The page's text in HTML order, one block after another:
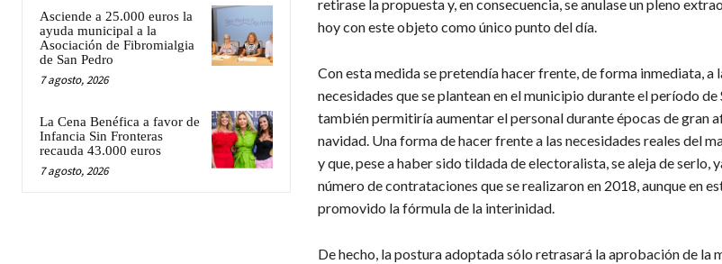
Asciende a 25.000 euros la
ayuda municipal a la
Asociación de Fibromialgia
de San Pedro
7 agosto, 2026
La Cena Benéfica a favor de
Infancia Sin Fronteras
recauda 43.000 euros
7 agosto, 2026
retirase la propuesta y, en consecuencia, se anulase un pleno
hoy con este objeto como único punto del día.
Con esta medida se pretendía hacer frente, de forma inmediata, a
necesidades que se plantean en el municipio durante el período de
también permitiría aumentar el personal durante épocas de gran
navidad. Una forma de hacer frente a las necesidades reales del
y que, pese a haber sido tildada de electoralista, se aleja de serlo,
número de contrataciones que se realizaron en 2018, aunque en
promovido la fórmula de la interinidad.
De hecho, la postura adoptada sólo retrasará la aprobación de la